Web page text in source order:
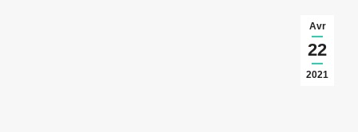
Avr
22
2021